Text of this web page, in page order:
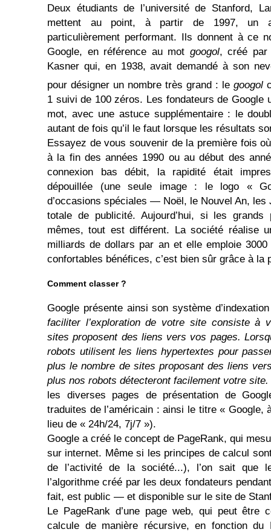
Deux étudiants de l’université de Stanford,
mettent au point, à partir de 1997, un
particulièrement performant. Ils donnent à ce
Google, en référence au mot googol, créé par
Kasner qui, en 1938, avait demandé à son
pour désigner un nombre très grand : le googol
1 suivi de 100 zéros. Les fondateurs de Google
mot, avec une astuce supplémentaire : le
autant de fois qu’il le faut lorsque les résultats
Essayez de vous souvenir de la première fois
à la fin des années 1990 ou au début des
connexion bas débit, la rapidité était
dépouillée (une seule image : le logo «
d’occasions spéciales — Noël, le Nouvel An,
totale de publicité. Aujourd’hui, si les
mêmes, tout est différent. La société réalise
milliards de dollars par an et elle emploie
confortables bénéfices, c’est bien sûr grâce à la
Comment classer ?
Google présente ainsi son système
faciliter l’exploration de votre site consiste à
sites proposent des liens vers vos pages.
robots utilisent les liens hypertextes pour
plus le nombre de sites proposant des liens
plus nos robots détecteront facilement votre site.
les diverses pages de présentation de
traduites de l’américain : ainsi le titre « Google,
lieu de « 24h/24, 7j/7 »).
Google a créé le concept de PageRank, qui
sur internet. Même si les principes de calcul
de l’activité de la société...), l’on sait que
l’algorithme créé par les deux fondateurs
fait, est public — et disponible sur le site de
Le PageRank d’une page web, qui peut être
calcule de manière récursive, en fonction du